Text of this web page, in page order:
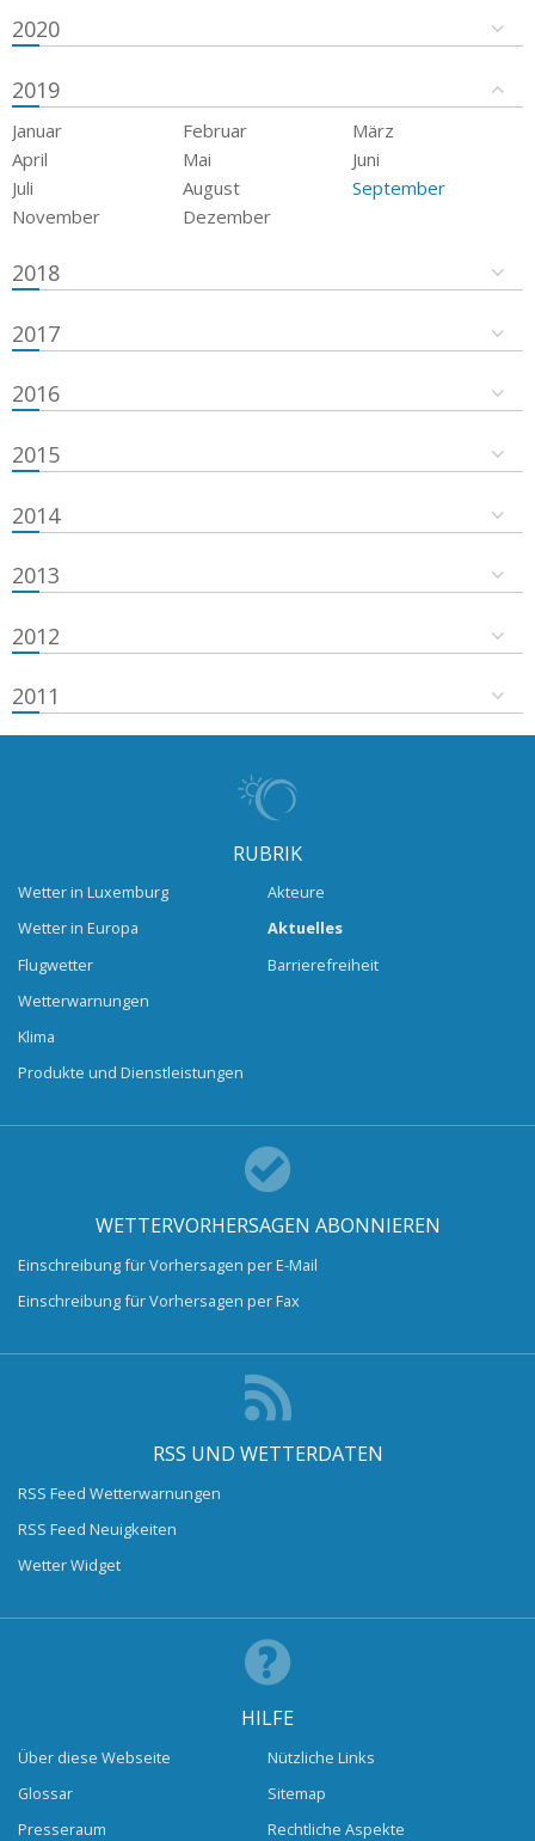
2020
2019
Januar Februar
März
April
Mai
Juni
Juli
August
September
November
Dezember
2018
2017
2016
2015
2014
2013
2012
2011
RUBRIK
Wetter in Luxemburg
Wetter in Europa
Flugwetter
Wetterwarnungen
Klima
Produkte und Dienstleistungen
Akteure
Aktuelles
Barrierefreiheit
WETTERVORHERSAGEN ABONNIEREN
Einschreibung für Vorhersagen per E-Mail
Einschreibung für Vorhersagen per Fax
RSS UND WETTERDATEN
RSS Feed Wetterwarnungen
RSS Feed Neuigkeiten
Wetter Widget
HILFE
Über diese Webseite
Glossar
Presseraum
Nützliche Links
Sitemap
Rechtliche Aspekte